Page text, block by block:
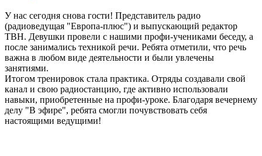
У нас сегодня снова гости! Представитель радио
(радиоведущая "Европа-плюс") и выпускающий редактор
ТВН. Девушки провели с нашими профи-учениками беседу, а
после занимались техникой речи. Ребята отметили, что речь
важна в любом виде деятельности и были увлечены
занятиями.
Итогом тренировок стала практика. Отряды создавали свой
канал и свою радиостанцию, где активно использовали
навыки, приобретенные на профи-уроке. Благодаря вечернему
делу "В эфире", ребята смогли почувствовать себя
настоящими ведущими!